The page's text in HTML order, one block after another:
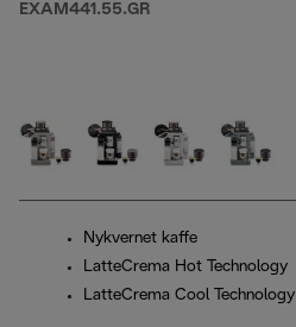
EXAM441.55.GR
Nykvernet kaffe
LatteCrema Hot Technology
LatteCrema Cool Technology